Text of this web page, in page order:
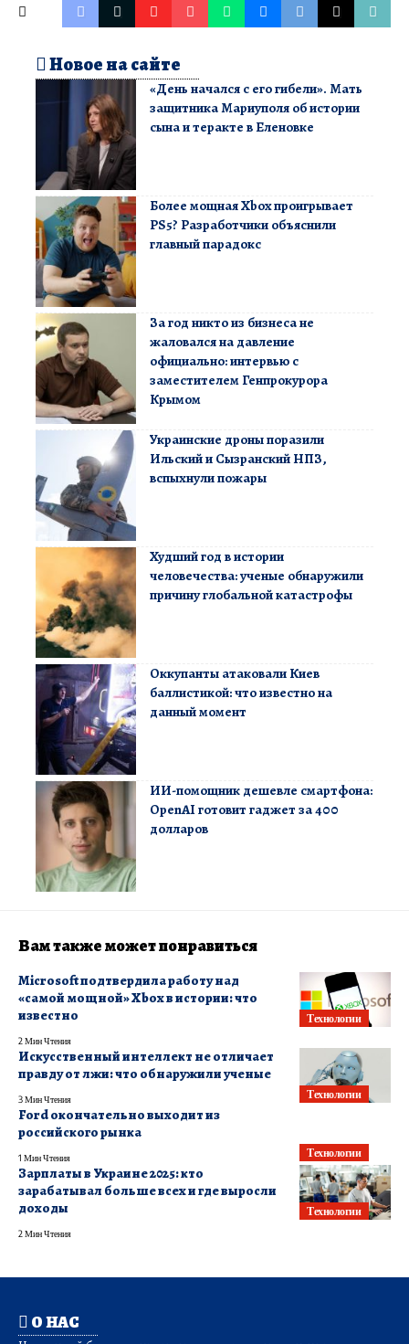
Новое на сайте
«День начался с его гибели». Мать
защитника Мариуполя об истории
сына и теракте в Еленовке
Более мощная Xbox проигрывает
PS5? Разработчики объяснили
главный парадокс
За год никто из бизнеса не
жаловался на давление
официально: интервью с
заместителем Генпрокурора
Крымом
Украинские дроны поразили
Ильский и Сызранский НПЗ,
вспыхнули пожары
Худший год в истории
человечества: ученые обнаружили
причину глобальной катастрофы
Оккупанты атаковали Киев
баллистикой: что известно на
данный момент
ИИ-помощник дешевле смартфона:
OpenAI готовит гаджет за 400
долларов
Вам также может понравиться
Технологии
Microsoft подтвердила работу над
«самой мощной» Xbox в истории: что
известно
2 Мин Чтения
Технологии
Искусственный интеллект не отличает
правду от лжи: что обнаружили ученые
3 Мин Чтения
Технологии
Ford окончательно выходит из
российского рынка
1 Мин Чтения
Технологии
Зарплаты в Украине 2025: кто
зарабатывал больше всех и где выросли
доходы
2 Мин Чтения
О НАС